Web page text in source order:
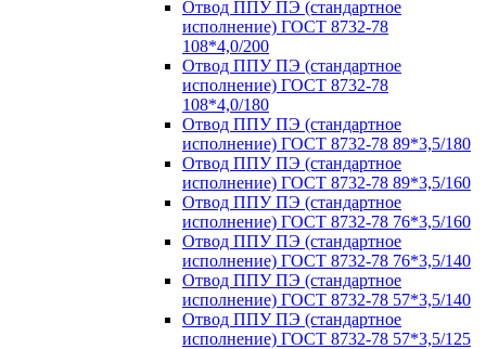
Отвод ППУ ПЭ (стандартное
исполнение) ГОСТ 8732-78
108*4,0/200
Отвод ППУ ПЭ (стандартное
исполнение) ГОСТ 8732-78
108*4,0/180
Отвод ППУ ПЭ (стандартное
исполнение) ГОСТ 8732-78 89*3,5/180
Отвод ППУ ПЭ (стандартное
исполнение) ГОСТ 8732-78 89*3,5/160
Отвод ППУ ПЭ (стандартное
исполнение) ГОСТ 8732-78 76*3,5/160
Отвод ППУ ПЭ (стандартное
исполнение) ГОСТ 8732-78 76*3,5/140
Отвод ППУ ПЭ (стандартное
исполнение) ГОСТ 8732-78 57*3,5/140
Отвод ППУ ПЭ (стандартное
исполнение) ГОСТ 8732-78 57*3,5/125